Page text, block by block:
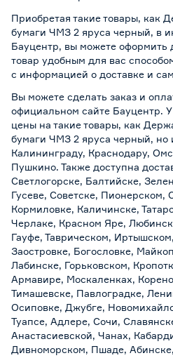
Приобретая такие товары, как
бумаги ЧМЗ 2 яруса черный, в
Бауцентр, вы можете оформить
товар удобным для вас
с информацией о доставке и
Вы можете сделать заказ и
официальном сайте Бауцентр.
цены на такие товары, как
бумаги ЧМЗ 2 яруса черный, но
Калининграду, Краснодару,
Пушкино. Также доступна
Светлогорске, Балтийске,
Гусеве, Советске, Пионерском,
Кормиловке, Каличинске,
Черлаке, Красном Яре,
Гауфе, Таврическом,
Заостровке, Богословке,
Лабинске, Горьковском,
Армавире, Москаленках,
Тимашевске, Павлоградке,
Осиповке, Джубге,
Туапсе, Адлере, Сочи,
Анастасиевской, Чанах,
Дивноморском, Пшаде,